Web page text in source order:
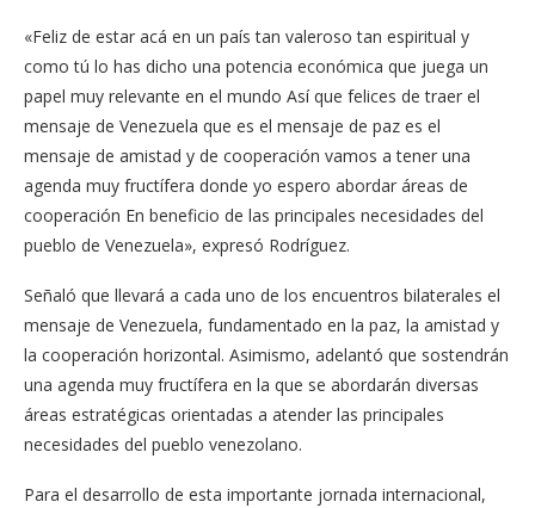
«Feliz de estar acá en un país tan valeroso tan espiritual y
como tú lo has dicho una potencia económica que juega un
papel muy relevante en el mundo Así que felices de traer el
mensaje de Venezuela que es el mensaje de paz es el
mensaje de amistad y de cooperación vamos a tener una
agenda muy fructífera donde yo espero abordar áreas de
cooperación En beneficio de las principales necesidades del
pueblo de Venezuela», expresó Rodríguez.
Señaló que llevará a cada uno de los encuentros bilaterales el
mensaje de Venezuela, fundamentado en la paz, la amistad y
la cooperación horizontal. Asimismo, adelantó que sostendrán
una agenda muy fructífera en la que se abordarán diversas
áreas estratégicas orientadas a atender las principales
necesidades del pueblo venezolano.
Para el desarrollo de esta importante jornada internacional,